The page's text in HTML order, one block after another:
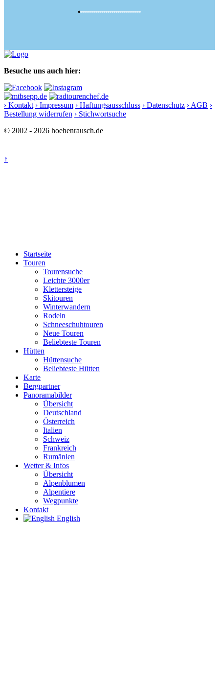
Besuche uns auch hier:
› Kontakt › Impressum › Haftungsausschluss › Datenschutz › AGB ›
Bestellung widerrufen › Stichwortsuche
© 2002 - 2026 hoehenrausch.de
↑
Startseite
Touren
Tourensuche
Leichte 3000er
Klettersteige
Skitouren
Winterwandern
Rodeln
Schneeschuhtouren
Neue Touren
Beliebteste Touren
Hütten
Hüttensuche
Beliebteste Hütten
Karte
Bergpartner
Panoramabilder
Übersicht
Deutschland
Österreich
Italien
Schweiz
Frankreich
Rumänien
Wetter & Infos
Übersicht
Alpenblumen
Alpentiere
Wegpunkte
Kontakt
English